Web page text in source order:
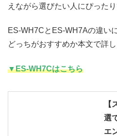
えながら選びたい人にぴったり
ES-WH7CとES-WH7Aの違い
どっちがおすすめか本文で詳し
▼ES-WH7Cはこちら
【
選
エ